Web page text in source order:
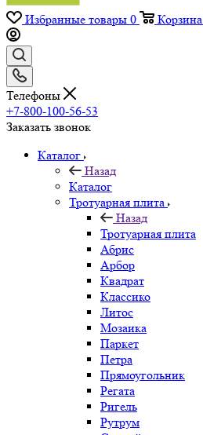
Избранные товары 0 Корзина
Телефоны
+7-800-100-56-53
Заказать звонок
Каталог
Назад
Каталог
Тротуарная плита
Назад
Тротуарная плита
Абрис
Арбор
Квадрат
Классико
Литос
Мозаика
Паркет
Петра
Прямоугольник
Регата
Ригель
Рутрум